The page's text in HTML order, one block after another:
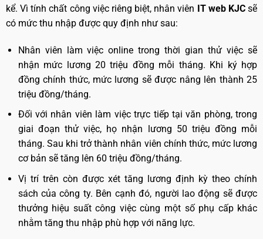
kể. Vì tính chất công việc riêng biệt, nhân viên IT web KJC sẽ
có mức thu nhập được quy định như sau:
Nhân viên làm việc online trong thời gian thử việc sẽ
nhận mức lương 20 triệu đồng mỗi tháng. Khi ký hợp
đồng chính thức, mức lương sẽ được nâng lên thành 25
triệu đồng/tháng.
Đối với nhân viên làm việc trực tiếp tại văn phòng, trong
giai đoạn thử việc, họ nhận lương 50 triệu đồng mỗi
tháng. Sau khi trở thành nhân viên chính thức, mức lương
cơ bản sẽ tăng lên 60 triệu đồng/tháng.
Vị trí trên còn được xét tăng lương định kỳ theo chính
sách của công ty. Bên cạnh đó, người lao động sẽ được
thưởng hiệu suất công việc cùng một số phụ cấp khác
nhằm tăng thu nhập phù hợp với năng lực.